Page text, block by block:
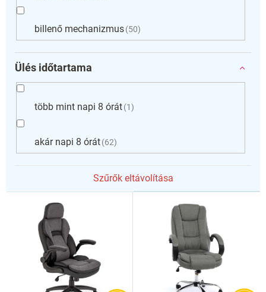
billenő mechanizmus 50
Ülés időtartama
több mint napi 8 órát 1
akár napi 8 órát 62
Szűrők eltávolítása
T